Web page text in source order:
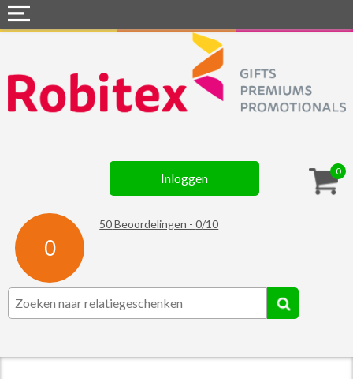
0
Inloggen
0
50Beoordelingen -0/10
Webshops
Snel naar »
Assortiment
Contact
☆ Prijsknallers ☆